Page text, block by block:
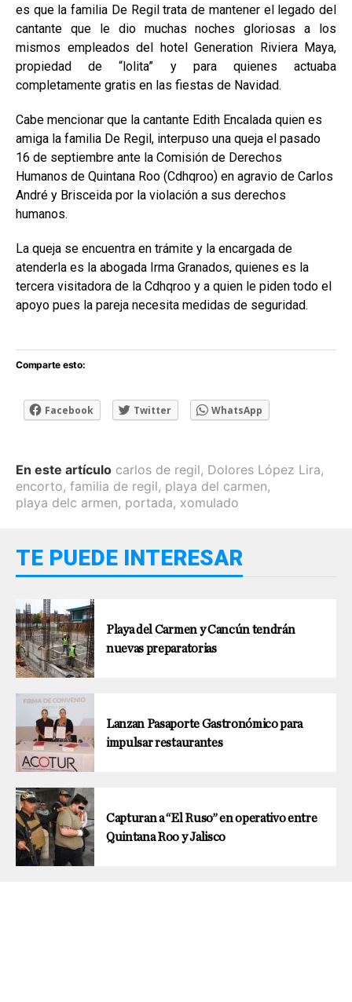
es que la familia De Regil trata de mantener el legado del
cantante que le dio muchas noches gloriosas a los
mismos empleados del hotel Generation Riviera Maya,
propiedad de “lolita” y para quienes actuaba
completamente gratis en las fiestas de Navidad.
Cabe mencionar que la cantante Edith Encalada quien es
amiga la familia De Regil, interpuso una queja el pasado
16 de septiembre ante la Comisión de Derechos
Humanos de Quintana Roo (Cdhqroo) en agravio de Carlos
André y Brisceida por la violación a sus derechos
humanos.
La queja se encuentra en trámite y la encargada de
atenderla es la abogada Irma Granados, quienes es la
tercera visitadora de la Cdhqroo y a quien le piden todo el
apoyo pues la pareja necesita medidas de seguridad.
Comparte esto:
Facebook Twitter WhatsApp
En este artículo carlos de regil, Dolores López Lira,
encorto, familia de regil, playa del carmen,
playa delc armen, portada, xomulado
TE PUEDE INTERESAR
Playa del Carmen y Cancún tendrán
nuevas preparatorias
Lanzan Pasaporte Gastronómico para
impulsar restaurantes
Capturan a “El Ruso” en operativo entre
Quintana Roo y Jalisco